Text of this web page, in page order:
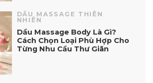
DẦU MASSAGE THIÊN
NHIÊN
Dầu Massage Body Là Gì?
Cách Chọn Loại Phù Hợp Cho
Từng Nhu Cầu Thư Giãn